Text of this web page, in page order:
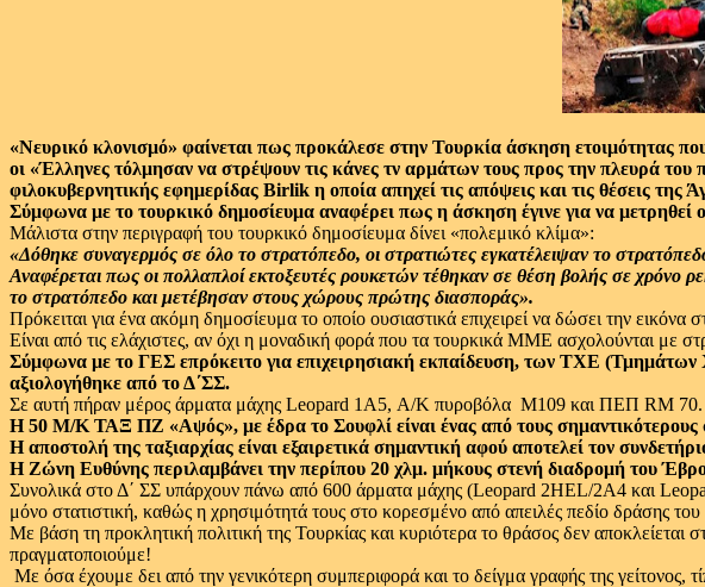
«Νευρικό κλονισμό» φαίνεται πως προκάλεσε στην Τουρκία άσκηση
οι «Έλληνες τόλμησαν να στρέψουν τις κάνες τν αρμάτων τους προς την πλευρά
φιλοκυβερνητικής εφημερίδας Birlik η οποία απηχεί τις απόψεις και τις θέσεις της
Σύμφωνα με το τουρκικό δημοσίευμα αναφέρει πως η άσκηση έγινε για να
Μάλιστα στην περιγραφή του τουρκικό δημοσίευμα δίνει «πολεμικό κλίμα»:
«Δόθηκε συναγερμός σε όλο το στρατόπεδο, οι στρατιώτες εγκατέλειψαν το
Αναφέρεται πως οι πολλαπλοί εκτοξευτές ρουκετών τέθηκαν σε θέση βολής σε χρόνο
το στρατόπεδο και μετέβησαν στους χώρους πρώτης διασποράς».
Πρόκειται για ένα ακόμη δημοσίευμα το οποίο ουσιαστικά επιχειρεί να δώσει την εικόνα
Είναι από τις ελάχιστες, αν όχι η μοναδική φορά που τα τουρκικά ΜΜΕ ασχολούνται με
Σύμφωνα με το ΓΕΣ επρόκειτο για επιχειρησιακή εκπαίδευση, των ΤΧΕ
αξιολογήθηκε από το Δ΄ΣΣ.
Σε αυτή πήραν μέρος άρματα μάχης Leopard 1A5, Α/Κ πυροβόλα Μ109 και ΠΕΠ RM 70.
Η 50 Μ/Κ ΤΑΞ ΠΖ «Αψός», με έδρα το Σουφλί είναι ένας από τους σημαντικότερους
Η αποστολή της ταξιαρχίας είναι εξαιρετικά σημαντική αφού αποτελεί τον
Η Ζώνη Ευθύνης περιλαμβάνει την περίπου 20 χλμ. μήκους στενή διαδρομή του
Συνολικά στο Δ΄ ΣΣ υπάρχουν πάνω από 600 άρματα μάχης (Leopard 2HEL/2A4 και
μόνο στατιστική, καθώς η χρησιμότητά τους στο κορεσμένο από απειλές πεδίο δράσης
Με βάση τη προκλητική πολιτική της Τουρκίας και κυριότερα το θράσος δεν αποκλείεται
πραγματοποιούμε!
Με όσα έχουμε δει από την γενικότερη συμπεριφορά και το δείγμα γραφής της γείτονος,